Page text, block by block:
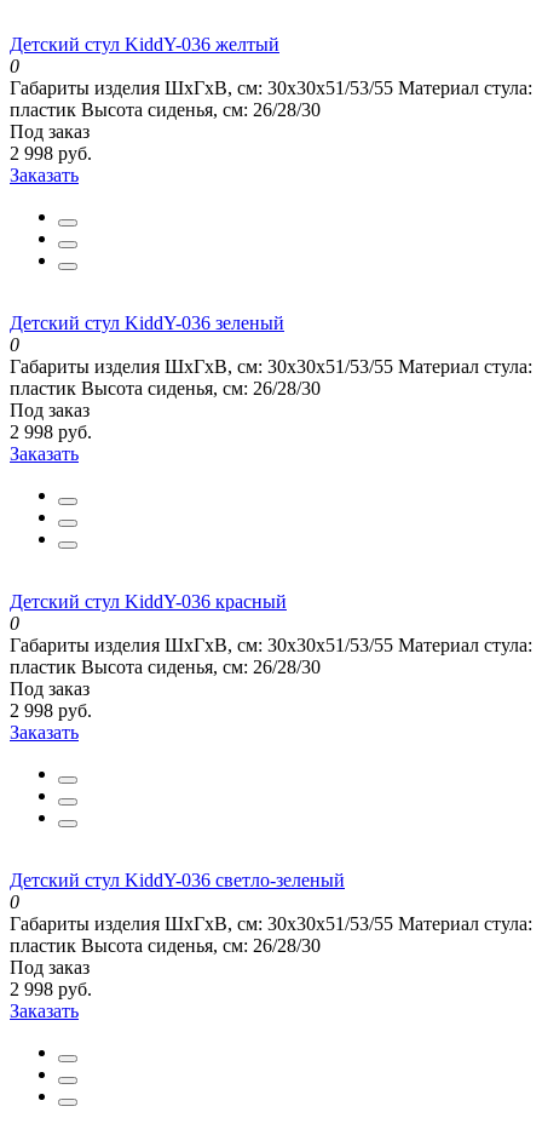
Детский стул KiddY-036 желтый
0
Габариты изделия ШхГхВ, см: 30x30x51/53/55 Материал стула:
пластик Высота сиденья, см: 26/28/30
Под заказ
2 998 руб.
Заказать
Детский стул KiddY-036 зеленый
0
Габариты изделия ШхГхВ, см: 30x30x51/53/55 Материал стула:
пластик Высота сиденья, см: 26/28/30
Под заказ
2 998 руб.
Заказать
Детский стул KiddY-036 красный
0
Габариты изделия ШхГхВ, см: 30x30x51/53/55 Материал стула:
пластик Высота сиденья, см: 26/28/30
Под заказ
2 998 руб.
Заказать
Детский стул KiddY-036 светло-зеленый
0
Габариты изделия ШхГхВ, см: 30x30x51/53/55 Материал стула:
пластик Высота сиденья, см: 26/28/30
Под заказ
2 998 руб.
Заказать